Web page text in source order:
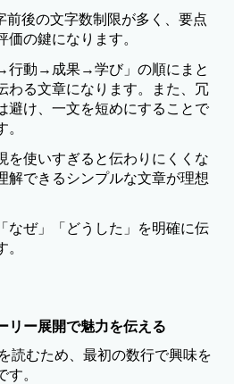
前後の文字数制限が多く、要点
の鍵になります。
動→成果→学び」の順にまと
わる文章になります。また、冗
避け、一文を短めにすることで
を使いすぎると伝わりにくくな
解できるシンプルな文章が理想
なぜ」「どうした」を明確に伝
リー展開で魅力を伝える
読むため、最初の数行で興味を
。